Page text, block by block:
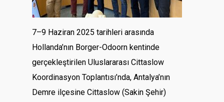
7–9 Haziran 2025 tarihleri arasında
Hollanda’nın Borger-Odoorn kentinde
gerçekleştirilen Uluslararası Cittaslow
Koordinasyon Toplantısı’nda, Antalya’nın
Demre ilçesine Cittaslow (Sakin Şehir)